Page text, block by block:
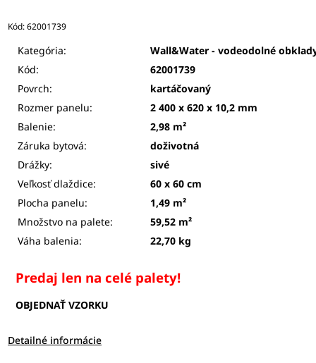
Kód:62001739
Kategória:
Wall&Water - vodeodolné
Kód:
62001739
Povrch:
kartáčovaný
Rozmer panelu:
2 400 x 620 x 10,2 mm
Balenie:
2,98 m²
Záruka bytová:
doživotná
Drážky:
sivé
Veľkosť dlaždice:
60 x 60 cm
Plocha panelu:
1,49 m²
Množstvo na palete:
59,52 m²
Váha balenia:
22,70 kg
Predaj len na celé palety!
OBJEDNAŤ VZORKU
Detailné informácie